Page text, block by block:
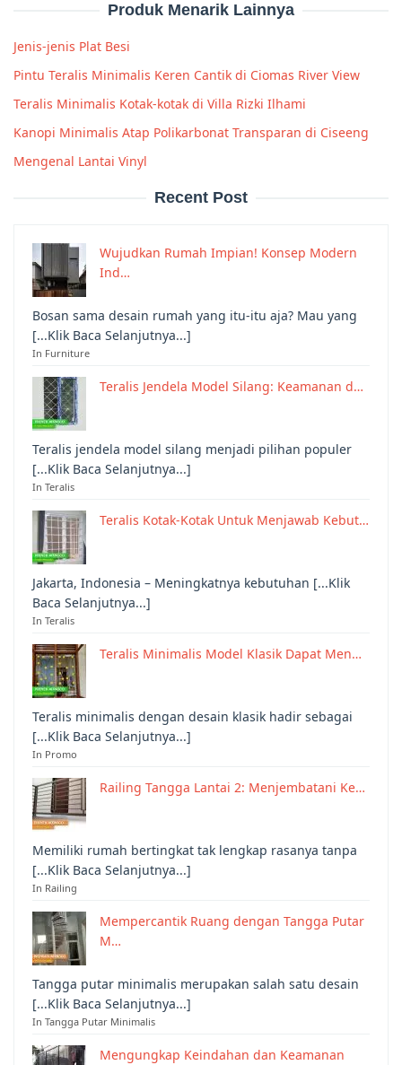
Produk Menarik Lainnya
Jenis-jenis Plat Besi
Pintu Teralis Minimalis Keren Cantik di Ciomas River View
Teralis Minimalis Kotak-kotak di Villa Rizki Ilhami
Kanopi Minimalis Atap Polikarbonat Transparan di Ciseeng
Mengenal Lantai Vinyl
Recent Post
Wujudkan Rumah Impian! Konsep Modern
Ind…
Bosan sama desain rumah yang itu-itu aja? Mau yang
[...Klik Baca Selanjutnya...]
In Furniture
Teralis Jendela Model Silang: Keamanan d…
Teralis jendela model silang menjadi pilihan populer
[...Klik Baca Selanjutnya...]
In Teralis
Teralis Kotak-Kotak Untuk Menjawab Kebut…
Jakarta, Indonesia – Meningkatnya kebutuhan [...Klik
Baca Selanjutnya...]
In Teralis
Teralis Minimalis Model Klasik Dapat Men…
Teralis minimalis dengan desain klasik hadir sebagai
[...Klik Baca Selanjutnya...]
In Promo
Railing Tangga Lantai 2: Menjembatani Ke…
Memiliki rumah bertingkat tak lengkap rasanya tanpa
[...Klik Baca Selanjutnya...]
In Railing
Mempercantik Ruang dengan Tangga Putar
M…
Tangga putar minimalis merupakan salah satu desain
[...Klik Baca Selanjutnya...]
In Tangga Putar Minimalis
Mengungkap Keindahan dan Keamanan